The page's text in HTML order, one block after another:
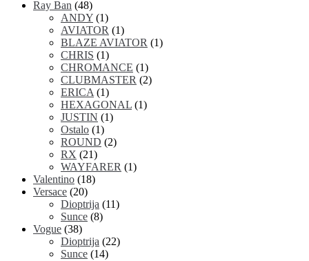
Ray Ban (48)
ANDY (1)
AVIATOR (1)
BLAZE AVIATOR (1)
CHRIS (1)
CHROMANCE (1)
CLUBMASTER (2)
ERICA (1)
HEXAGONAL (1)
JUSTIN (1)
Ostalo (1)
ROUND (2)
RX (21)
WAYFARER (1)
Valentino (18)
Versace (20)
Dioptrija (11)
Sunce (8)
Vogue (38)
Dioptrija (22)
Sunce (14)